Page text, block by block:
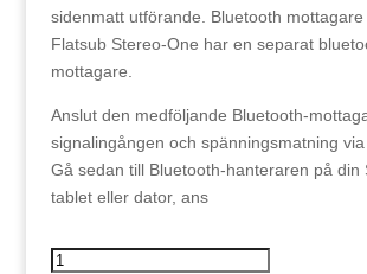
sidenmatt utförande. Bluetooth mottagare
Flatsub Stereo-One har en separat
mottagare.
Anslut den medföljande Bluetooth-
signalingången och spänningsmatning via
Gå sedan till Bluetooth-hanteraren på din
tablet eller dator, ans
DLS